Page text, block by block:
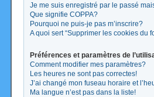
Je me suis enregistré par le passé
Que signifie COPPA?
Pourquoi ne puis-je pas m’inscrire?
A quoi sert “Supprimer les cookies du
Préférences et paramètres de
Comment modifier mes paramètres?
Les heures ne sont pas correctes!
J’ai changé mon fuseau horaire et
Ma langue n’est pas dans la liste!